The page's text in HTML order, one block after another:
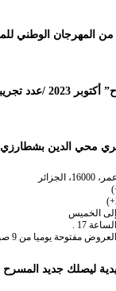
/عدد تجريبي
محي الدين بشطارزي
إلى الخميس
من 9 صباحا إلى غاية نهاية العروض.
ليصلك جديد المسرح